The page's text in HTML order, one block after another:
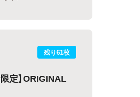
残り61枚
定】ORIGINAL